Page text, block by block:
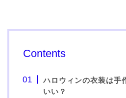
Contents
ハロウィンの衣装は手
いい？